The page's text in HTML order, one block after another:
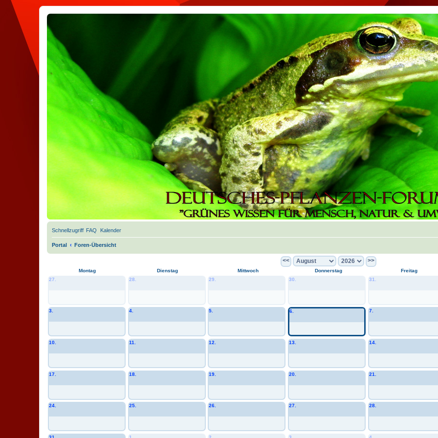
Schnellzugriff FAQ Kalender
Portal Foren-Übersicht
<< >>
Montag Dienstag Mittwoch Donnerstag Freitag
27.
28. 29. 30. 31.
3. 4. 5. 6. 7.
10. 11. 12. 13. 14.
17. 18. 19. 20. 21.
24. 25. 26. 27. 28.